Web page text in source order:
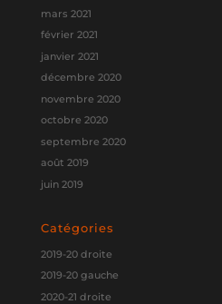
mars 2021
février 2021
janvier 2021
décembre 2020
novembre 2020
octobre 2020
septembre 2020
août 2019
juin 2019
Catégories
2019-20 droite
2019-20 gauche
2020-21 droite